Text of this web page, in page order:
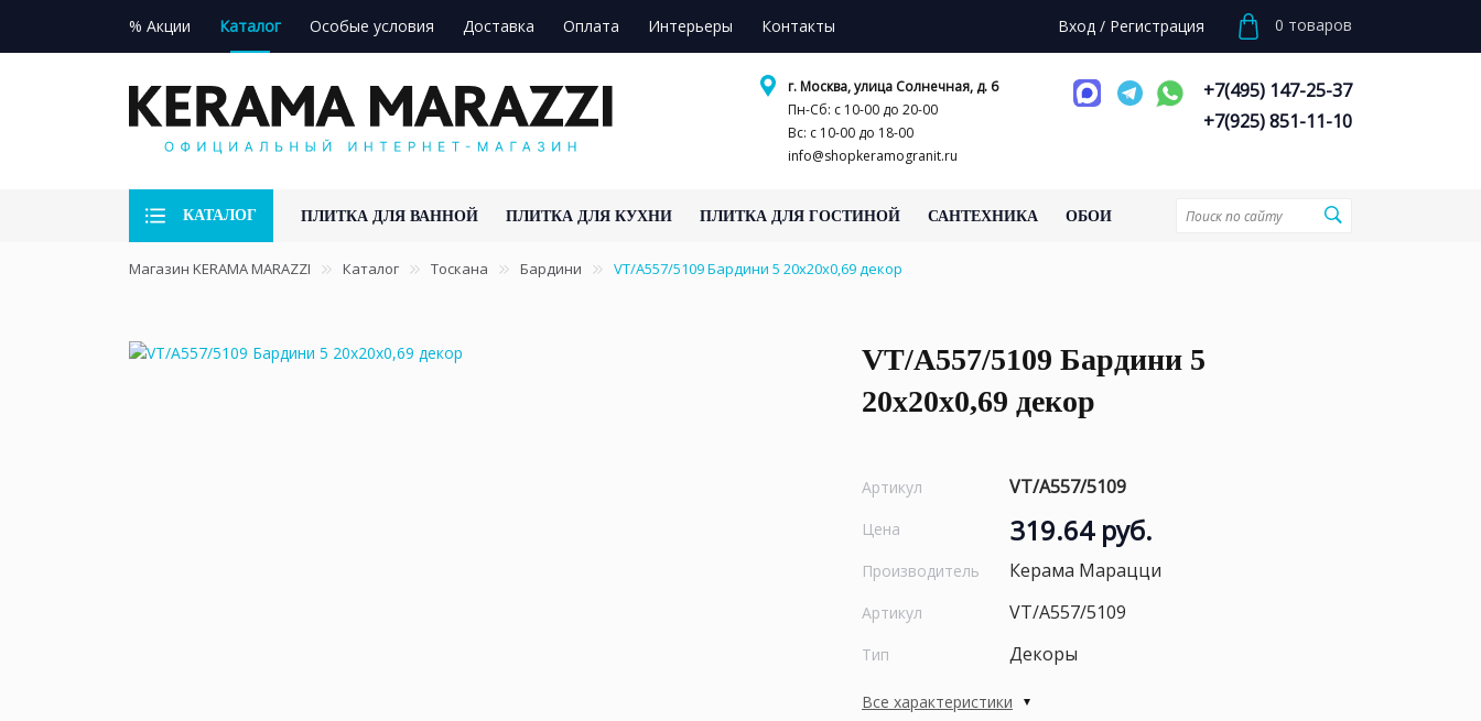
% Акции Каталог Особые условия Доставка Оплата Интерьеры Контакты Вход / Регистрация 0 товаров
г. Москва, улица Солнечная, д. 6
Пн-Сб: с 10-00 до 20-00
Вс: с 10-00 до 18-00
info@shopkeramogranit.ru
+7(495) 147-25-37
+7(925) 851-11-10
КАТАЛОГ ПЛИТКА ДЛЯ ВАННОЙ ПЛИТКА ДЛЯ КУХНИ ПЛИТКА ДЛЯ ГОСТИНОЙ САНТЕХНИКА ОБОИ
Магазин KERAMA MARAZZI Каталог Тоскана Бардини VT/A557/5109 Бардини 5 20x20x0,69 декор
VT/A557/5109 Бардини 5
20x20x0,69 декор
Артикул VT/A557/5109
Цена 319.64 руб.
Производитель Керама Марацци
Артикул VT/A557/5109
Тип Декоры
Все характеристики